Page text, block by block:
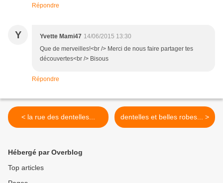
Répondre
Y Yvette Mami47 14/06/2015 13:30
Que de merveilles!<br /> Merci de nous faire partager tes
découvertes<br /> Bisous
Répondre
< la rue des dentelles... dentelles et belles robes... >
Hébergé par Overblog
Top articles